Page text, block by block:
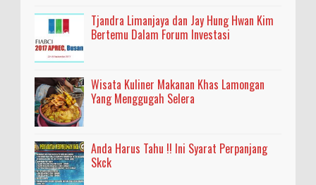
Tjandra Limanjaya dan Jay Hung Hwan Kim
Bertemu Dalam Forum Investasi
Wisata Kuliner Makanan Khas Lamongan
Yang Menggugah Selera
Anda Harus Tahu !! Ini Syarat Perpanjang
Skck